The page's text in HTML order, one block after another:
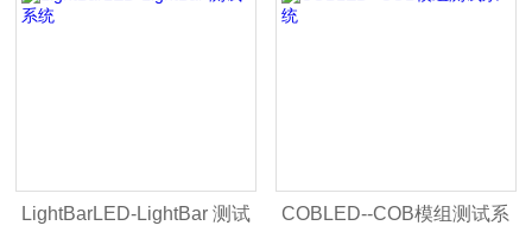
LightBarLED-LightBar 测试 COBLED--COB模组测试系